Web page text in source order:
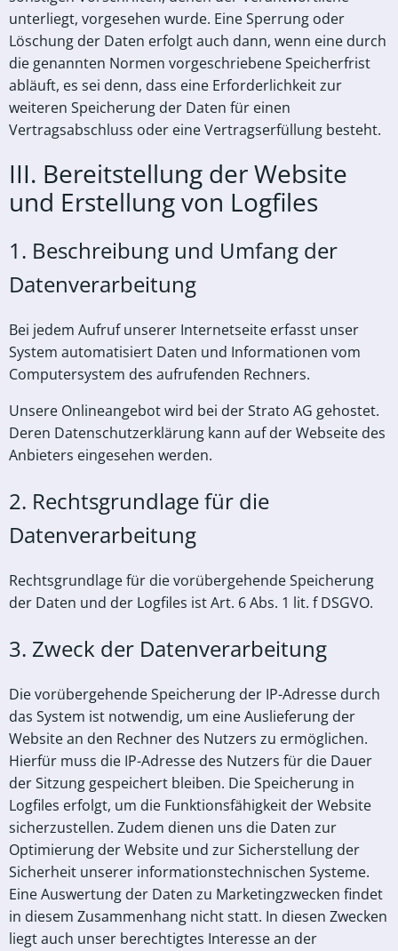
unterliegt, vorgesehen wurde. Eine Sperrung oder
Löschung der Daten erfolgt auch dann, wenn eine durch
die genannten Normen vorgeschriebene Speicherfrist
abläuft, es sei denn, dass eine Erforderlichkeit zur
weiteren Speicherung der Daten für einen
Vertragsabschluss oder eine Vertragserfüllung besteht.
III. Bereitstellung der Website
und Erstellung von Logfiles
1. Beschreibung und Umfang der
Datenverarbeitung
Bei jedem Aufruf unserer Internetseite erfasst unser
System automatisiert Daten und Informationen vom
Computersystem des aufrufenden Rechners.
Unsere Onlineangebot wird bei der Strato AG gehostet.
Deren Datenschutzerklärung kann auf der Webseite des
Anbieters eingesehen werden.
2. Rechtsgrundlage für die
Datenverarbeitung
Rechtsgrundlage für die vorübergehende Speicherung
der Daten und der Logfiles ist Art. 6 Abs. 1 lit. f DSGVO.
3. Zweck der Datenverarbeitung
Die vorübergehende Speicherung der IP-Adresse durch
das System ist notwendig, um eine Auslieferung der
Website an den Rechner des Nutzers zu ermöglichen.
Hierfür muss die IP-Adresse des Nutzers für die Dauer
der Sitzung gespeichert bleiben. Die Speicherung in
Logfiles erfolgt, um die Funktionsfähigkeit der Website
sicherzustellen. Zudem dienen uns die Daten zur
Optimierung der Website und zur Sicherstellung der
Sicherheit unserer informationstechnischen Systeme.
Eine Auswertung der Daten zu Marketingzwecken findet
in diesem Zusammenhang nicht statt. In diesen Zwecken
liegt auch unser berechtigtes Interesse an der